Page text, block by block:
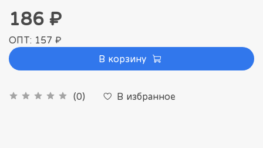
(0) В избранное
186 ₽
ОПТ: 157 ₽
В корзину